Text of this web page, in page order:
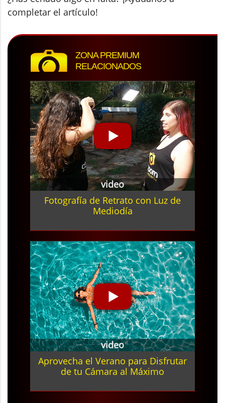
completar el artículo!
ZONA PREMIUM
RELACIONADOS
video
Fotografía de Retrato con Luz de
Mediodía
video
Aprovecha el Verano para Disfrutar
de tu Cámara al Máximo